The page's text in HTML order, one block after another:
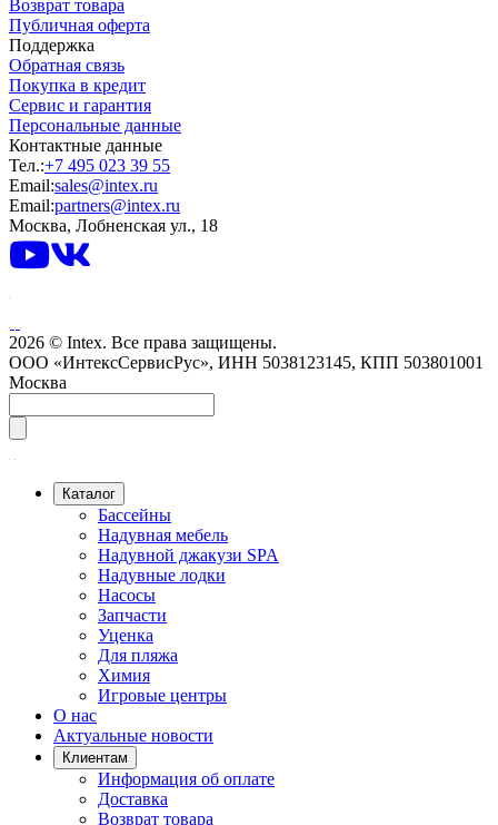
Возврат товара
Публичная оферта
Поддержка
Обратная связь
Покупка в кредит
Сервис и гарантия
Персональные данные
Контактные данные
Тел.:+7 495 023 39 55
Email:sales@intex.ru
Email:partners@intex.ru
Москва, Лобненская ул., 18
2026 © Intex. Все права защищены.
ООО «ИнтексСервисРус», ИНН 5038123145, КПП 503801001
Москва
Каталог
Бассейны
Надувная мебель
Надувной джакузи SPA
Надувные лодки
Насосы
Запчасти
Уценка
Для пляжа
Химия
Игровые центры
О нас
Актуальные новости
Клиентам
Информация об оплате
Доставка
Возврат товара